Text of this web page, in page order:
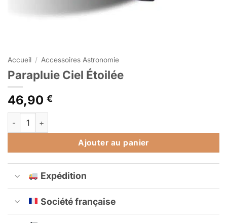
Accueil / Accessoires Astronomie
Parapluie Ciel Étoilée
46,90 €
quantité de Parapluie Ciel Étoilée
Ajouter au panier
Alternative:
Expédition
Société française